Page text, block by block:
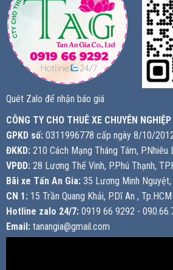
Quét Zalo để nhận báo giá
CÔNG TY CHO THUÊ XE CHUYÊN
GPKD số: 0311996778 cấp ngày 8/10/
ĐKKD: 210 Cách Mạng Tháng Tám, P.Nhiêu
VPĐD: 28 Lương Thế Vinh, P.Phú Thạnh,
Bãi xe Tấn An Gia: 35 Lương Minh Nguyệt,
CN 1: 15 Trần Quang Khải, P.Dĩ An , Tp.HCM
Hotline zalo 24/7: 0919 66 9292 -
Email: tanangia@gmail.com